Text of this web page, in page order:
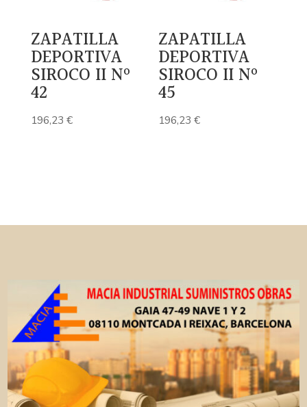
ZAPATILLA
DEPORTIVA
SIROCO II Nº
42
196,23 €
ZAPATILLA
DEPORTIVA
SIROCO II Nº
45
196,23€